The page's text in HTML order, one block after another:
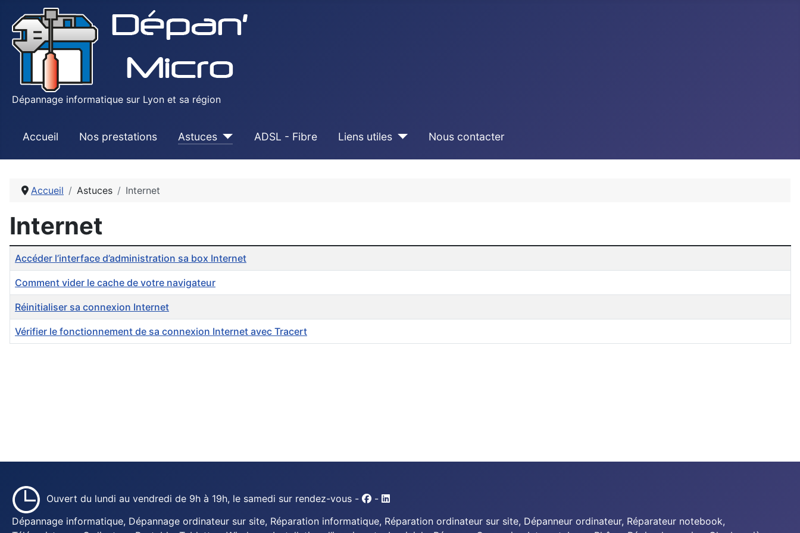
Dépannage informatique sur Lyon et sa région
Accueil Nos prestations Astuces ADSL - Fibre Liens utiles Nous contacter
Accueil Astuces Internet
Internet
Articles
Titre
Accéder l’interface d’administration sa box Internet
Comment vider le cache de votre navigateur
Réinitialiser sa connexion Internet
Vérifier le fonctionnement de sa connexion Internet avec Tracert
Ouvert du lundi au vendredi de 9h à 19h, le samedi sur rendez-vous -
-
Dépannage informatique, Dépannage ordinateur sur site, Réparation informatique, Réparation ordinateur sur site, Dépanneur ordinateur, Réparateur notebook,